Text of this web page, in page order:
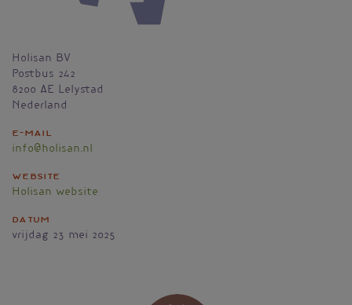
Holisan BV
Postbus 242
8200 AE Lelystad
Nederland
E-mail
info@holisan.nl
Website
Holisan website
Datum
vrijdag 23 mei 2025